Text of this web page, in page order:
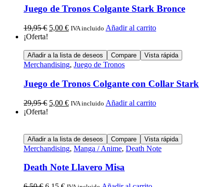
Juego de Tronos Colgante Stark Bronce
19,95€ 5,00 € IVA incluido Añadir al carrito
¡Oferta!
Añadir a la lista de deseos Compare Vista rápida
Merchandising, Juego de Tronos
Juego de Tronos Colgante con Collar Stark
29,95€ 5,00 € IVA incluido Añadir al carrito
¡Oferta!
Añadir a la lista de deseos Compare Vista rápida
Merchandising, Manga / Anime, Death Note
Death Note Llavero Misa